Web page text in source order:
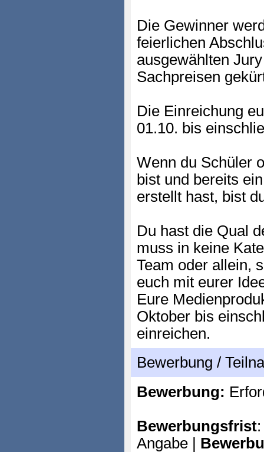
Die Gewinner
feierlichen
ausgewählten
Sachpreisen
Die Einreichung
01.10. bis
Wenn du Schüler
bist und bereits
erstellt hast, bist
Du hast die Qual
muss in keine
Team oder allein,
euch mit eurer
Eure
Oktober bis
einreichen.
Bewerbung /
Bewerbung:
Bewerbungsfrist
Angabe |